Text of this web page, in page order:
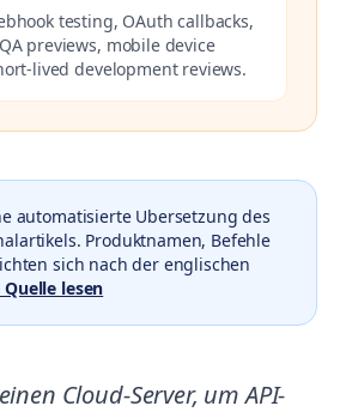
testing, OAuth callbacks,
previews, mobile device
lived development reviews.
automatisierte Ubersetzung des
Produktnamen, Befehle
sich nach der englischen
Quelle lesen
Cloud-Server, um API-